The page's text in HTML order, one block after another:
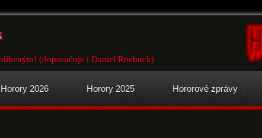
(doporučuje i Daniel Roebuck)
Horory 2026 Horory 2025 Hororové zprávy